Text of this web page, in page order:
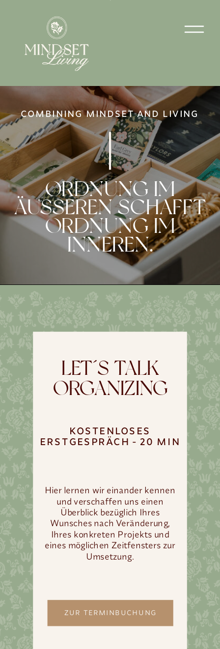
ORDNUNG IM
ÄUSSEREN SCHAFFT O
RDNUNG IM I
NNEREN.
COMBINING MINDSET AND LIVING
Hier lernen wir einander kennen
und verschaffen uns einen
Überblick bezüglich Ihres
Wunsches nach Veränderung,
Ihres konkreten Projekts und
eines möglichen Zeitfensters zur
Umsetzung.
KOSTENLOSES
ERSTGESPRÄCH - 20 MIN
LET´S TALK
ORGANIZING
ZUR TERMINBUCHUNG